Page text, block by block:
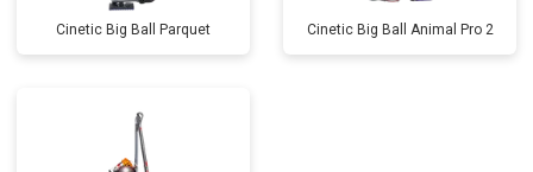
Cinetic Big Ball Parquet Cinetic Big Ball Animal Pro 2